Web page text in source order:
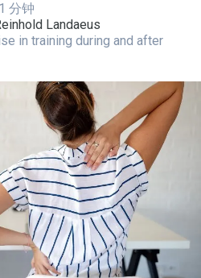
分钟
Landaeus
in training during and after